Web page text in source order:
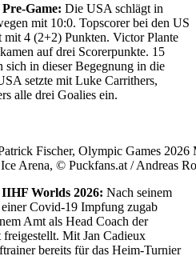
Game: Die USA schlägt in
mit 10:0. Topscorer bei den US
4 (2+2) Punkten. Victor Plante
auf drei Scorerpunkte. 15
sich in dieser Begegnung in die
setzte mit Luke Carrithers,
alle drei Goalies ein.
Fischer, Olympic Games 2026
Arena, © Puckfans.at / Andreas
IIHF Worlds 2026: Nach seinem
Covid-19 Impfung zugab
Amt als Head Coach der
Mit Jan Cadieux
bereits für das Heim-Turnier